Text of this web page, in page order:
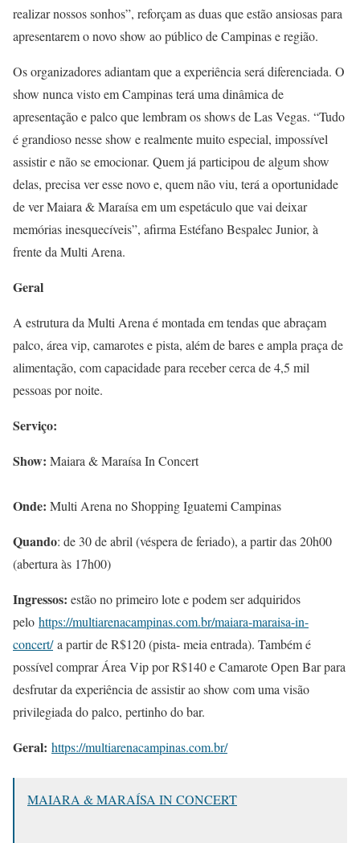
realizar nossos sonhos”, reforçam as duas que estão ansiosas para
apresentarem o novo show ao público de Campinas e região.
Os organizadores adiantam que a experiência será diferenciada. O
show nunca visto em Campinas terá uma dinâmica de
apresentação e palco que lembram os shows de Las Vegas. “Tudo
é grandioso nesse show e realmente muito especial, impossível
assistir e não se emocionar. Quem já participou de algum show
delas, precisa ver esse novo e, quem não viu, terá a oportunidade
de ver Maiara & Maraísa em um espetáculo que vai deixar
memórias inesquecíveis”, afirma Estéfano Bespalec Junior, à
frente da Multi Arena.
Geral
A estrutura da Multi Arena é montada em tendas que abraçam
palco, área vip, camarotes e pista, além de bares e ampla praça de
alimentação, com capacidade para receber cerca de 4,5 mil
pessoas por noite.
Serviço:
Show: Maiara & Maraísa In Concert
Onde: Multi Arena no Shopping Iguatemi Campinas
Quando: de 30 de abril (véspera de feriado), a partir das 20h00
(abertura às 17h00)
Ingressos: estão no primeiro lote e podem ser adquiridos
pelo https://multiarenacampinas.com.br/maiara-maraisa-in-
concert/a partir de R$120 (pista- meia entrada). Também é
possível comprar Área Vip por R$140 e Camarote Open Bar para
desfrutar da experiência de assistir ao show com uma visão
privilegiada do palco, pertinho do bar.
Geral: https://multiarenacampinas.com.br/
MAIARA & MARAÍSA IN CONCERT